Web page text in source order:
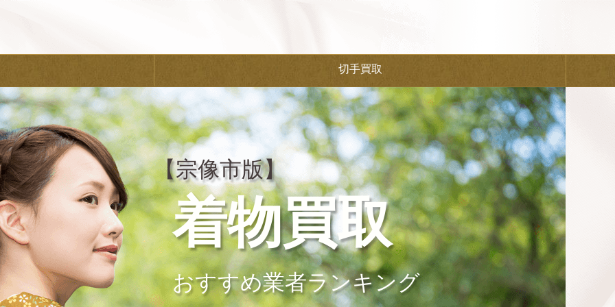
切手買取
【宗像市版】
着物買取
おすすめ業者ランキング